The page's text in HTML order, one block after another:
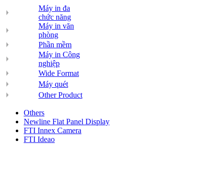
Máy in đa
chức năng
Máy in văn
phòng
Phần mềm
Máy in Công
nghiệp
Wide Format
Máy quét
Other Product
Others
Newline Flat Panel Display
FTI Innex Camera
FTI Ideao